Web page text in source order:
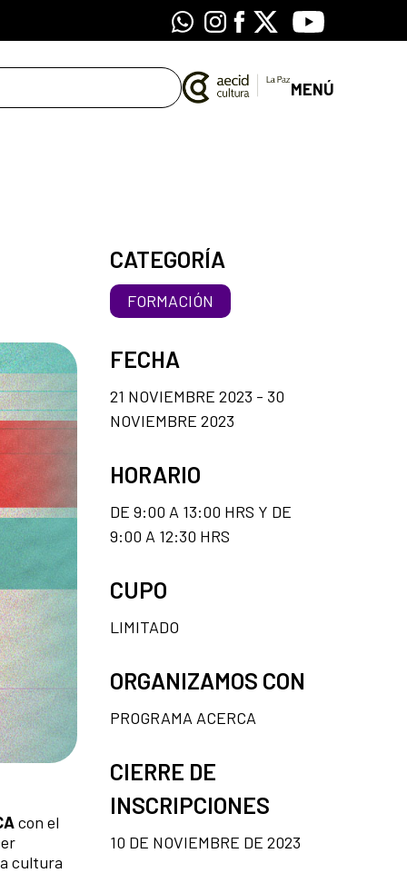
WhatsappInstagram
Facebook
X Youtube
MENÚ
con el
cultura
CATEGORÍA
FORMACIÓN
FECHA
21 NOVIEMBRE 2023 - 30
NOVIEMBRE 2023
HORARIO
DE 9:00 A 13:00 HRS Y DE
9:00 A 12:30 HRS
CUPO
LIMITADO
ORGANIZAMOS CON
PROGRAMA ACERCA
CIERRE DE
INSCRIPCIONES
10 DE NOVIEMBRE DE 2023